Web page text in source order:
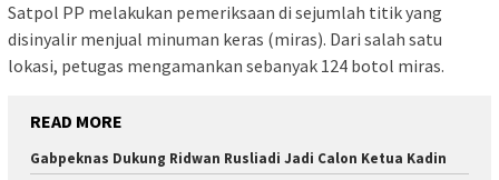
Satpol PP melakukan pemeriksaan di sejumlah titik yang
disinyalir menjual minuman keras (miras). Dari salah satu
lokasi, petugas mengamankan sebanyak 124 botol miras.
READ MORE
Gabpeknas Dukung Ridwan Rusliadi Jadi Calon Ketua Kadin